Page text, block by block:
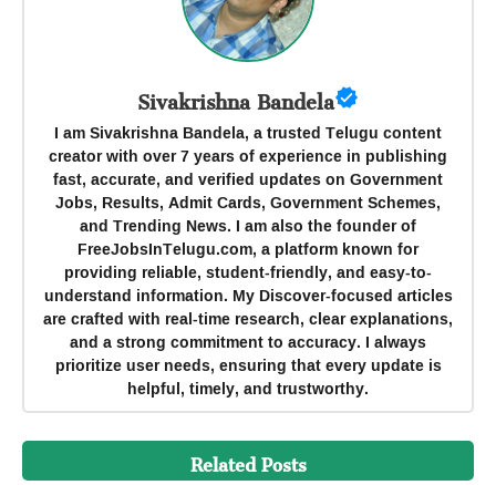
Sivakrishna Bandela
I am Sivakrishna Bandela, a trusted Telugu content
creator with over 7 years of experience in publishing
fast, accurate, and verified updates on Government
Jobs, Results, Admit Cards, Government Schemes,
and Trending News. I am also the founder of
FreeJobsInTelugu.com, a platform known for
providing reliable, student-friendly, and easy-to-
understand information. My Discover-focused articles
are crafted with real-time research, clear explanations,
and a strong commitment to accuracy. I always
prioritize user needs, ensuring that every update is
helpful, timely, and trustworthy.
Related Posts